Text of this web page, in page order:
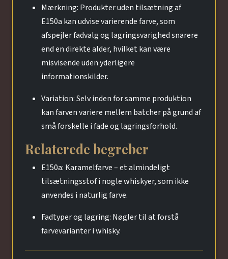
Mærkning: Produkter uden tilsætning af
E150a kan udvise varierende farve, som
afspejler fadvalg og lagringsvarighed snarere
end en direkte alder, hvilket kan være
misvisende uden yderligere
informationskilder.
Variation: Selv inden for samme produktion
kan farven variere mellem batcher på grund af
små forskelle i fade og lagringsforhold.
Relaterede begreber
E150a: Karamelfarve – et almindeligt
tilsætningsstof i nogle whiskyer, som ikke
anvendes i naturlig farve.
Fadtyper og lagring: Nøgler til at forstå
farvevarianter i whisky.